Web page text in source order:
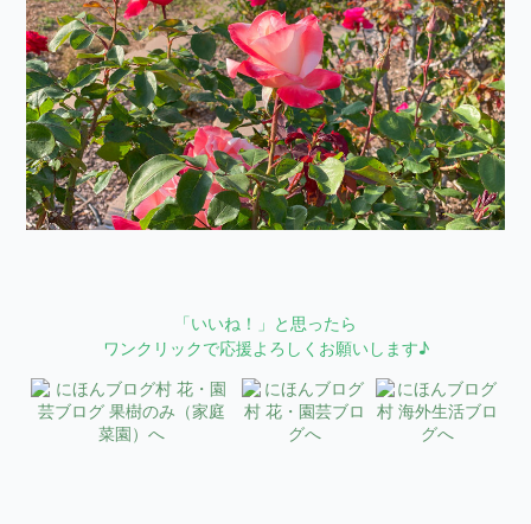
「いいね！」と思ったら
ワンクリックで応援よろしくお願いします♪